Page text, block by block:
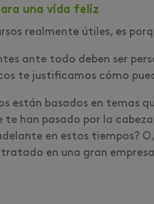
una vida feliz
realmente útiles, es
ante todo deben ser
te justificamos cómo
están basados en temas
han pasado por la
en estos tiempos?
en una gran